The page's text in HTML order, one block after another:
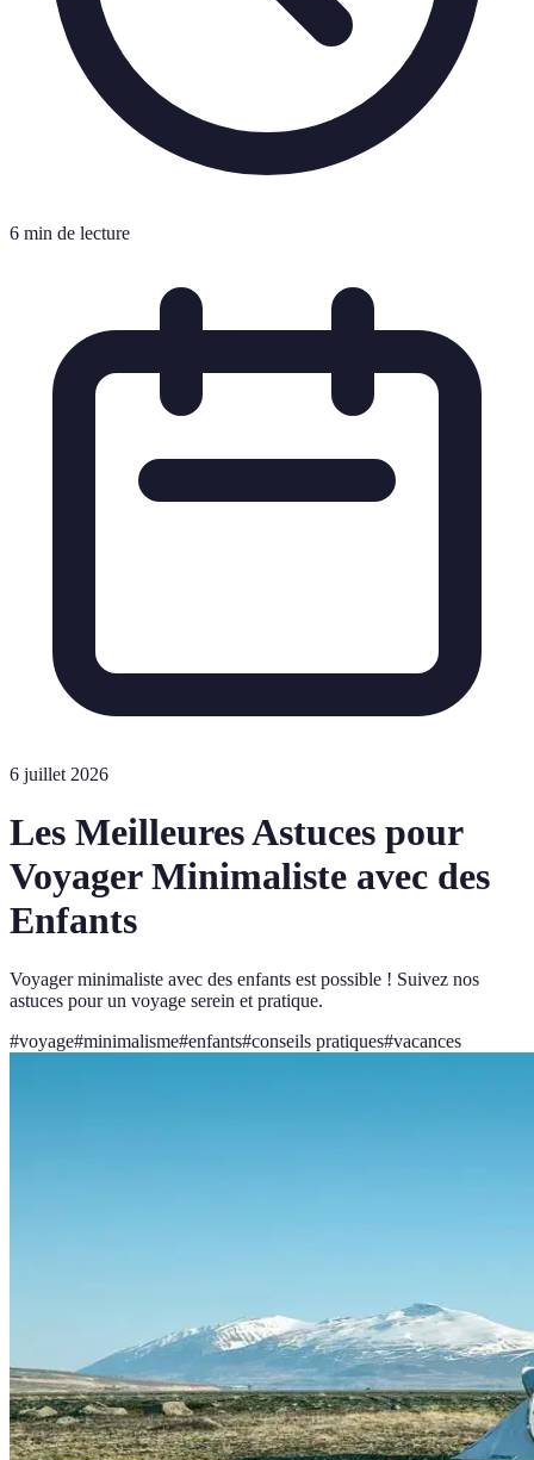
6 min de lecture
6 juillet 2026
Les Meilleures Astuces pour
Voyager Minimaliste avec des
Enfants
Voyager minimaliste avec des enfants est possible ! Suivez nos
astuces pour un voyage serein et pratique.
#voyage#minimalisme#enfants#conseils pratiques#vacances